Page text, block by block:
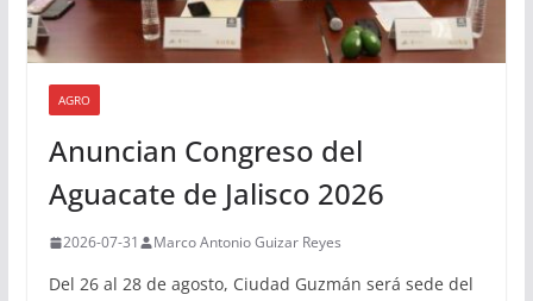
AGRO
Anuncian Congreso del
Aguacate de Jalisco 2026
2026-07-31 Marco Antonio Guizar Reyes
Del 26 al 28 de agosto, Ciudad Guzmán será sede del